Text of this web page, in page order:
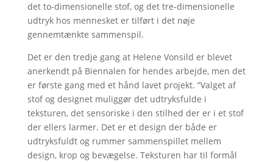
det to-dimensionelle stof, og det tre-dimensionelle
udtryk hos mennesket er tilført i det nøje
gennemtænkte sammenspil.
Det er den tredje gang at Helene Vonsild er blevet
anerkendt på Biennalen for hendes arbejde, men det
er første gang med et hånd lavet projekt. ”Valget af
stof og designet muliggør det udtryksfulde i
teksturen, det sensoriske i den stilhed der er i et stof
der ellers larmer. Det er et design der både er
udtryksfuldt og rummer sammenspillet mellem
design, krop og bevægelse. Teksturen har til formål